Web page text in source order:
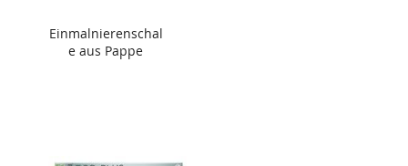
Einmalnierenschal
e aus Pappe